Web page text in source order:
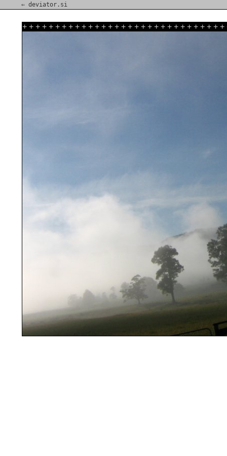
⇐ deviator.si
+ + + + + + + + + + + + + + + + + + + + + + + + + + + + + + +